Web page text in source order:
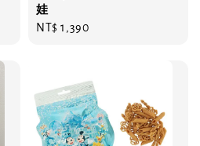
娃
Regular
NT$ 1,390